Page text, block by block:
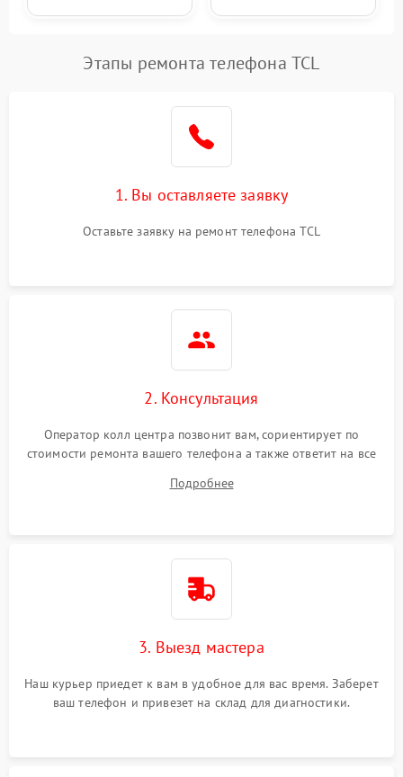
Этапы ремонта телефона TCL
1. Вы оставляете заявку
Оставьте заявку на ремонт телефона TCL
2. Консультация
Оператор колл центра позвонит вам, сориентирует по
стоимости ремонта вашего телефона а также ответит на все
Подробнее
3. Выезд мастера
Наш курьер приедет к вам в удобное для вас время. Заберет
ваш телефон и привезет на склад для диагностики.